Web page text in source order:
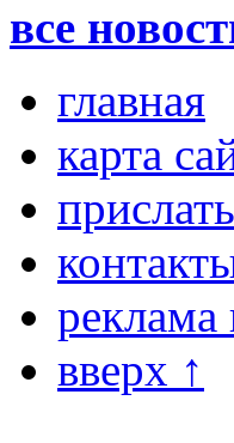
все
главная
карта
реклама
вверх ↑